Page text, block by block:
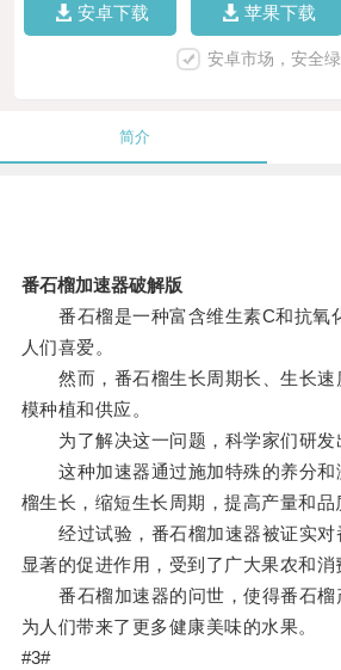
安卓下载 苹果下载
安卓市场，安全
简介
番石榴加速器破解版
番石榴是一种富含维生素C和抗氧
人们喜爱。
然而，番石榴生长周期长、生长速
模种植和供应。
为了解决这一问题，科学家们研发
这种加速器通过施加特殊的养分和
榴生长，缩短生长周期，提高产量和品
经过试验，番石榴加速器被证实对
显著的促进作用，受到了广大果农和消
番石榴加速器的问世，使得番石榴
为人们带来了更多健康美味的水果。
#3#